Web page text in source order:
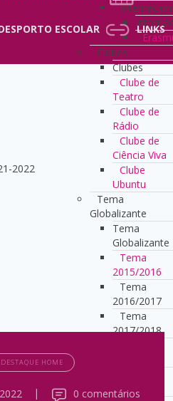
Clubes
Clubes
Clube de
Teatro
Clube de
Rádio
Clube de
Ciência Viva
Clube
Ubuntu
Tema
Globalizante
Tema
Globalizante
Tema
2015/2016
Tema
2016/2017
Tema
2017/2018
2022/2023
ESCOLAR LINKS
HOME
| 0 comentários